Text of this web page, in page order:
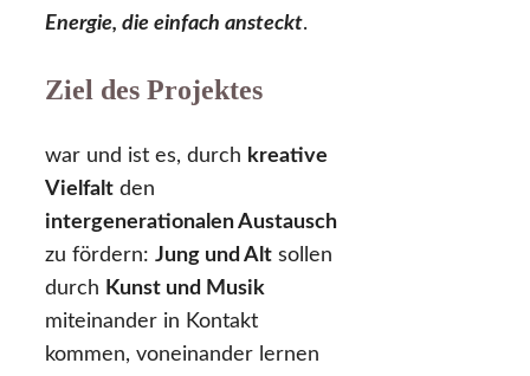
Energie, die einfach ansteckt.
Ziel des Projektes
war und ist es, durch kreative
Vielfalt den
intergenerationalen Austausch
zu fördern: Jung und Alt sollen
durch Kunst und Musik
miteinander in Kontakt
kommen, voneinander lernen